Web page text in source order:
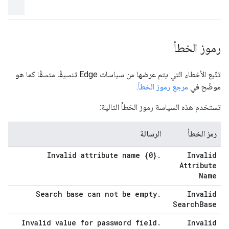
رموز الخطأ
تتّبع الأخطاء التي يتم عرضها من سياسات Edge تنسيقًا متسقًا كما هو
موضّح في مرجع رموز الخطأ.
تستخدم هذه السياسة رموز الخطأ التالية:
رمز الخطأ الرسالة
Invalid
Attribute
Name
Invalid attribute name {0} .
Invalid
SearchBase
Search base can not be empty.
Invalid
Invalid value for password field .